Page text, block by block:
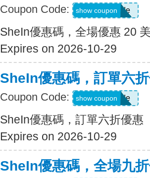
Coupon Code: Show Code
show coupon
SheIn優惠碼，全場優惠 20
Expires on 2026-10-29
SheIn優惠碼，訂單六
Coupon Code: Show Code
show coupon
SheIn優惠碼，訂單六折優惠
Expires on 2026-10-29
SheIn優惠碼，全場九